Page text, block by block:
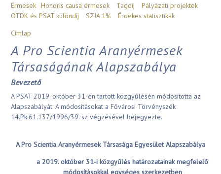
Érmesek Honoris causa érmesek Tagdíj
Pályázati projektek
OTDK és PSAT különdíj
SZJA 1% Érdekes statisztikák
Jelenlegi hely
Címlap
A Pro Scientia Aranyérmesek
Társaságának Alapszabálya
Bevezető
A PSAT 2019. október 31-én tartott közgyűlésén módosította az
Alapszabályát. A módosításokat a Fővárosi Törvényszék
14.Pk.61.137/1996/39. sz végzésével bejegyezte.
A Pro Scientia Aranyérmesek Társasága Egyesület Alapszabálya
a 2019. október 31-i közgyűlés határozatainak megfelelő
módosításokkal egységes szerkezetben